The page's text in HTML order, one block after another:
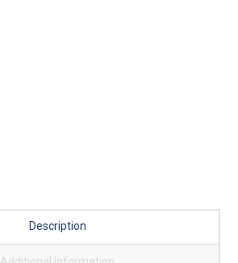
Description